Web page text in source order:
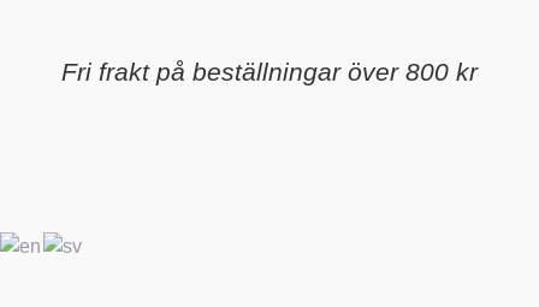
Fri frakt på beställningar över 800 kr